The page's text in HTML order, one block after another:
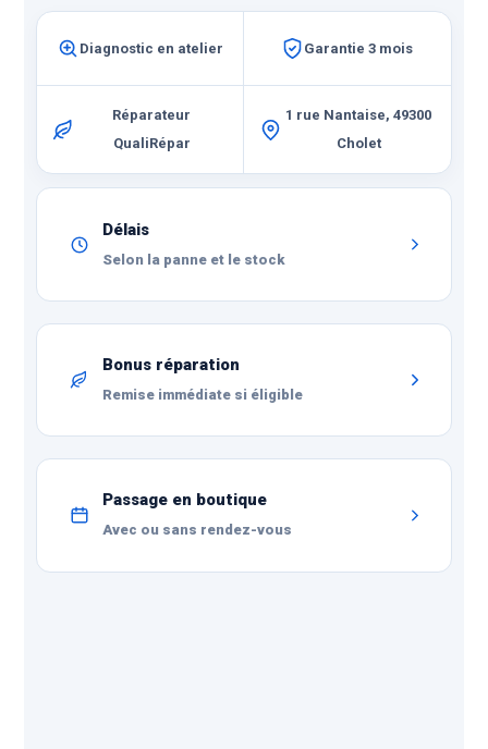
Hydrogel pour une
Diagnostic en atelier Garantie 3 mois
Réparateur
QualiRépar
1 rue Nantaise, 49300
Cholet
Délais
Selon la panne et le stock
Bonus réparation
Remise immédiate si éligible
Passage en boutique
Avec ou sans rendez-vous